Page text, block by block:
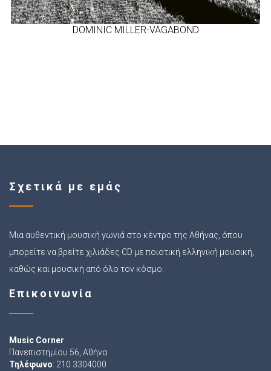
DOMINIC MILLER-VAGABOND
Σχετικά με εμάς
Μια αυθεντική μουσική γωνιά στο κέντρο της Αθήνας, όπου
μπορείτε να βρείτε χιλιάδες CD με ποιοτική ελληνική μουσική,
καθώς και μουσική από όλο τον κόσμο.
Επικοινωνία
Music Corner
Πανεπιστημίου 56, Αθήνα
Τηλέφωνο: 210 3304000